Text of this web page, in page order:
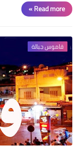
Read more »
قاموس جبالة